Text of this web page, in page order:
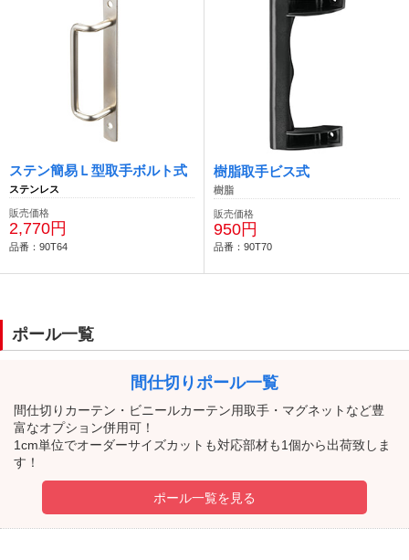
ステン簡易Ｌ型取手ボルト式
ステンレス
販売価格
2,770円
品番：90T64
樹脂取手ビス式
樹脂
販売価格
950円
品番：90T70
ポール一覧
間仕切りポール一覧
間仕切りカーテン・ビニールカーテン用取手・マグネットなど豊
富なオプション併用可！
1cm単位でオーダーサイズカットも対応部材も1個から出荷致しま
す！
ポール一覧を見る